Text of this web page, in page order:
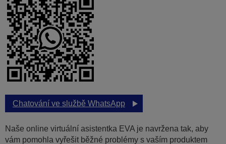
Chatování ve službě WhatsApp
Naše online virtuální asistentka EVA je navržena tak, aby
vám pomohla vyřešit běžné problémy s vaším produktem